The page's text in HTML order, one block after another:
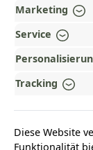
UNSERE
Marketing
Service
Tracking
Diese Website
Funktionalität